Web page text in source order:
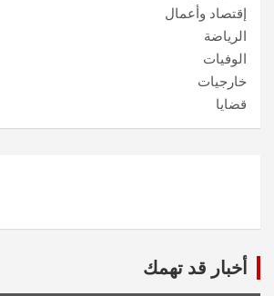
إقتصاد وأعمال
الرياضة
الوفيات
خارجيات
قضايا
أخبار قد تهمك